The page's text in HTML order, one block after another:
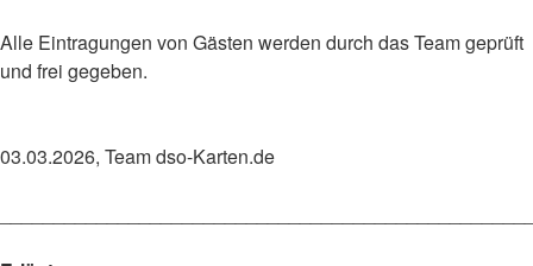
Alle Eintragungen von Gästen werden durch das Team geprüft
und frei gegeben.
03.03.2026, Team dso-Karten.de